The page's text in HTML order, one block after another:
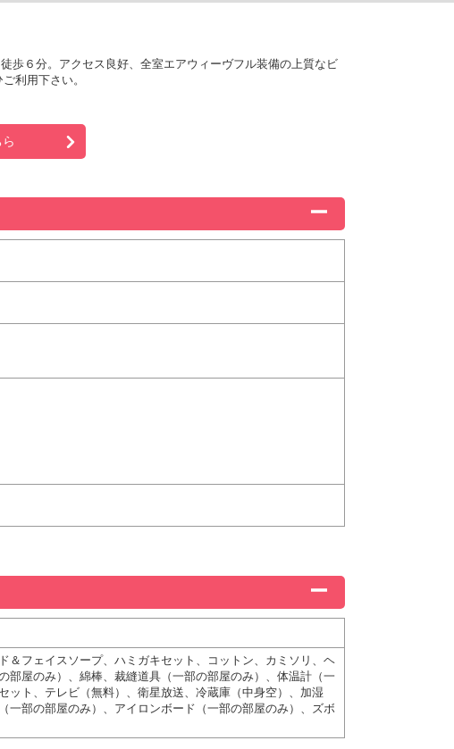
歩６分。アクセス良好、全室エアウィーヴフル装備の上質なビ
利用下さい。
フェイスソープ、ハミガキセット、コットン、カミソリ、ヘ
屋のみ）、綿棒、裁縫道具（一部の部屋のみ）、体温計（一
ット、テレビ（無料）、衛星放送、冷蔵庫（中身空）、加湿
部の部屋のみ）、アイロンボード（一部の部屋のみ）、ズボ